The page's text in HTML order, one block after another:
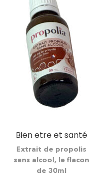
Bien etre et santé
Extrait de propolis
sans alcool, le flacon
de 30ml